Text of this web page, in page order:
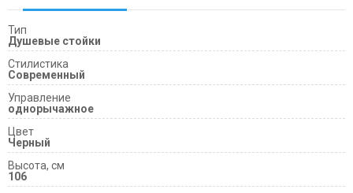
Тип
Душевые стойки
Cтилистика
Современный
Управление
однорычажное
Цвет
Черный
Высота, см
106